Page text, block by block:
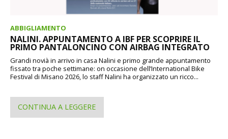
ABBIGLIAMENTO
NALINI. APPUNTAMENTO A IBF PER SCOPRIRE IL
PRIMO PANTALONCINO CON AIRBAG INTEGRATO
Grandi novià in arrivo in casa Nalini e primo grande appuntamento
fissato tra poche settimane: on occasione dell’International Bike
Festival di Misano 2026, lo staff Nalini ha organizzato un ricco...
CONTINUA A LEGGERE